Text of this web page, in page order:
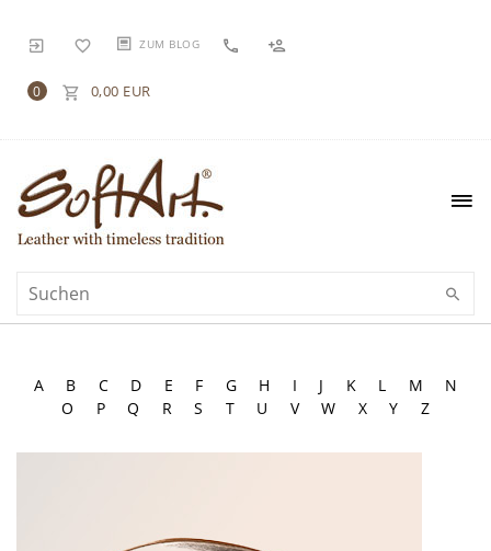
ZUM BLOG
0 0,00 EUR
A B C D E F G H I J K L M
N
O
P Q R S T U V W X Y Z